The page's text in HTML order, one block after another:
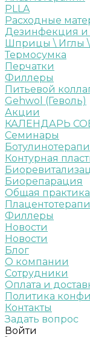
PLLA
Расходные
Дезинфекция и
Шприцы \ Иглы
Термосумка
Перчатки
Филлеры
Питьевой
Gehwol (Геволь)
Акции
КАЛЕНДАРЬ
Семинары
Контурная
Биорепарация
Общая практика
Филлеры
Новости
Новости
Блог
О компании
Сотрудники
Оплата и
Политика
Контакты
Задать вопрос
Войти